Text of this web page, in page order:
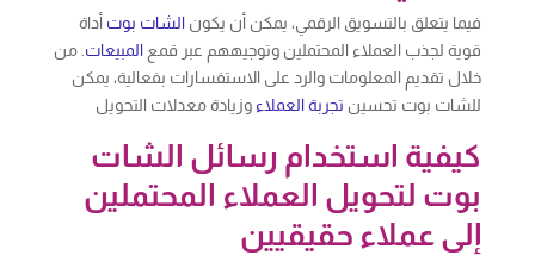
فيما يتعلق بالتسويق الرقمي، يمكن أن يكون الشات بوت أداة
قوية لجذب العملاء المحتملين وتوجيههم عبر قمع المبيعات . من
خلال تقديم المعلومات والرد على الاستفسارات بفعالية، يمكن
للشات بوت تحسين تجربة العملاء وزيادة معدلات التحويل
كيفية استخدام رسائل الشات
بوت لتحويل العملاء المحتملين
إلى عملاء حقيقيين